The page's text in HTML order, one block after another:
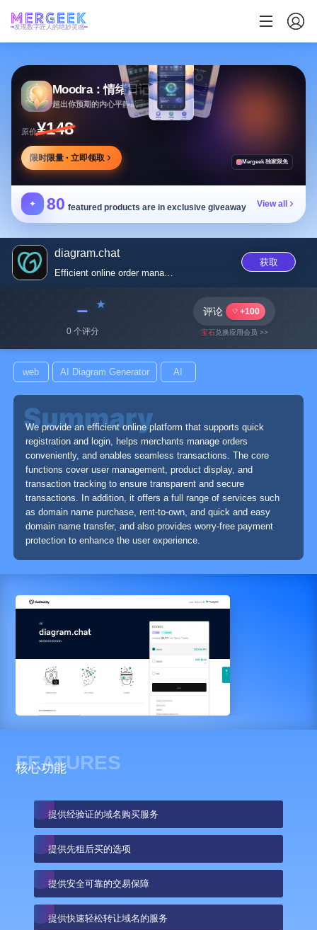
发现数字匠人的绝妙灵感
Moodra：情绪日记
超出你预期的内心平静助手
原价¥148
限时限量 · 立即领取 Mergeek 独家限免
✦ 80 featured products are in exclusive giveaway View all
diagram.chat
Efficient online order managem...
获取
﹣
0 个评分
评论 +100
宝石兑换应用会员 >>
web AI Diagram Generator AI
We provide an efficient online platform that supports quick
registration and login, helps merchants manage orders
conveniently, and enables seamless transactions. The core
functions cover user management, product display, and
transaction tracking to ensure transparent and secure
transactions. In addition, it offers a full range of services such
as domain name purchase, rent-to-own, and quick and easy
domain name transfer, and also provides worry-free payment
protection to enhance the user experience.
FEATURES
核心功能
提供经验证的域名购买服务
提供先租后买的选项
提供安全可靠的交易保障
提供快速轻松转让域名的服务